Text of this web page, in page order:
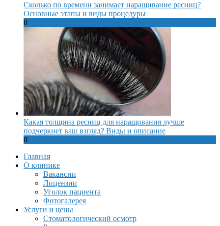
Сколько по времени занимает наращивание ресниц?
Основные этапы и виды процедуры
0
Какая толщина ресниц для наращивания лучше
подчеркнет ваш взгляд? Виды и описание
0
Главная
О клинике
Вакансии
Лицензии
Уголок пациента
Фотогалерея
Услуги и цены
Стоматологический осмотр